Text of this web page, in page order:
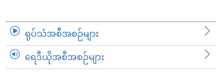
ရုပ်သံအစီအစဉ်များ
ရေဒီယိုအစီအစဉ်များ